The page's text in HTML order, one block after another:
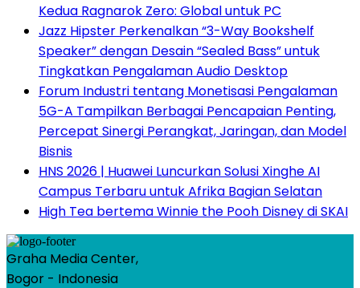
Kedua Ragnarok Zero: Global untuk PC
Jazz Hipster Perkenalkan “3-Way Bookshelf
Speaker” dengan Desain “Sealed Bass” untuk
Tingkatkan Pengalaman Audio Desktop
Forum Industri tentang Monetisasi Pengalaman
5G-A Tampilkan Berbagai Pencapaian Penting,
Percepat Sinergi Perangkat, Jaringan, dan Model
Bisnis
HNS 2026 | Huawei Luncurkan Solusi Xinghe AI
Campus Terbaru untuk Afrika Bagian Selatan
High Tea bertema Winnie the Pooh Disney di SKAI
Graha Media Center,
Bogor - Indonesia